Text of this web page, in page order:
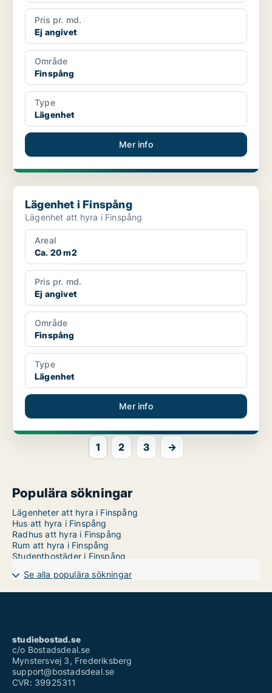
Pris pr. md.
Ej angivet
Område
Finspång
Type
Lägenhet
Mer info
Lägenhet i Finspång
Lägenhet i Finspång
Lägenhet att hyra i Finspång
Areal
Ca. 20 m2
Pris pr. md.
Ej angivet
Område
Finspång
Type
Lägenhet
Mer info
1 2 3 →
Populära sökningar
Lägenheter att hyra i Finspång
Hus att hyra i Finspång
Radhus att hyra i Finspång
Rum att hyra i Finspång
Studentbostäder i Finspång
Se alla populära sökningar
studiebostad.se
c/o Bostadsdeal.se
Mynstersvej 3, Frederiksberg
support@bostadsdeal.se
CVR: 39925311